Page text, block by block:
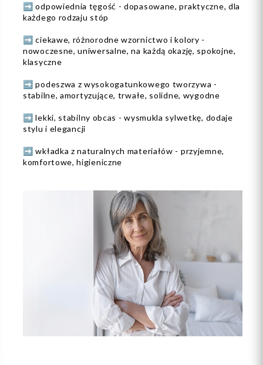
➡️ odpowiednia tęgość - dopasowane, praktyczne, dla
każdego rodzaju stóp
➡️ ciekawe, różnorodne wzornictwo i kolory -
nowoczesne, uniwersalne, na każdą okazję, spokojne,
klasyczne
➡️ podeszwa z wysokogatunkowego tworzywa -
stabilne, amortyzujące, trwałe, solidne, wygodne
➡️ lekki, stabilny obcas - wysmukla sylwetkę, dodaje
stylu i elegancji
➡️ wkładka z naturalnych materiałów - przyjemne,
komfortowe, higieniczne